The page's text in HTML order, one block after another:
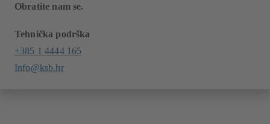
Obratite nam se.
Tehnička podrška
+385 1 4444 165
Info@ksb.hr